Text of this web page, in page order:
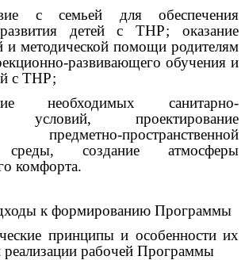
с семьей для обеспечения
детей с ТНР; оказание
и методической помощи родителям
развивающего обучения и
с ТНР;
необходимых санитарно-
условий, проектирование
пространственной
среды, создание атмосферы
комфорта.
к формированию Программы
принципы и особенности их
рабочей Программы